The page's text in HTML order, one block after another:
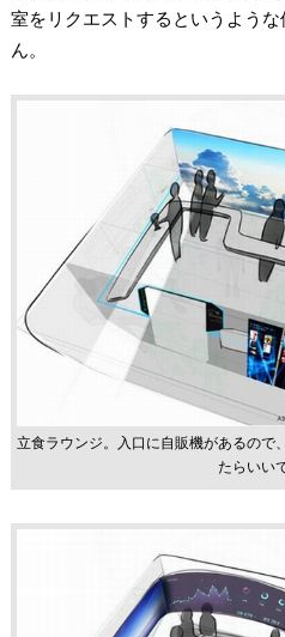
室をリクエストするというよう
ん。
立食ラウンジ。入口に自販機があるので
たらいい